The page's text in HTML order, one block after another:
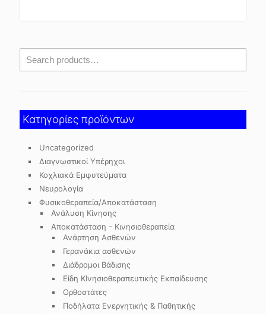
Κατηγορίες προϊόντων
Uncategorized
Διαγνωστικοί Υπέρηχοι
Κοχλιακά Εμφυτεύματα
Νευρολογία
Φυσικοθεραπεία/Αποκατάσταση
Ανάλυση Κίνησης
Αποκατάσταση - Κινησιοθεραπεία
Ανάρτηση Ασθενών
Γερανάκια ασθενών
Διάδρομοι Βάδισης
Είδη ΚΙνησιοθεραπευτικής Εκπαίδευσης
Ορθοστάτες
Ποδήλατα Ενεργητικής & Παθητικής